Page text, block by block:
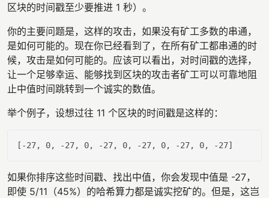
区块的时间戳至少要推进 1 秒）。
你的主要问题是，这样的攻击，如果没有矿工多数的串通，
是如何可能的。现在你已经看到了，在所有矿工都串通的时
候，攻击是如何可能的。应该可以看出，对时间戳的选择，
让一个足够幸运、能够找到区块的攻击者矿工可以可靠地阻
止中值时间跳转到一个诚实的数值。
举个例子，设想过往 11 个区块的时间戳是这样的：
[ -27, 0, -27, 0, -27, 0, -27, 0, -27, 0, -27
如果你排序这些时间戳、找出中值，你会发现中值是 -27，
即使 5/11（45%）的哈希算力都是诚实挖矿的。但是，这岂